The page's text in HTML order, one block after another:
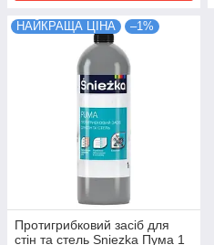
НАЙКРАЩА ЦІНА –1%
Протигрибковий засіб для
стін та стель Sniezka Пума 1